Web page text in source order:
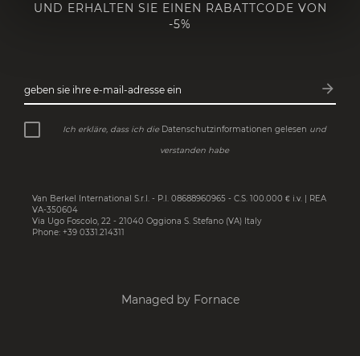
UND ERHALTEN SIE EINEN RABATTCODE VON
-5%
geben sie ihre e-mail-adresse ein arrow_forward
Ich erkläre, dass ich die Datenschutzinformationen gelesen und
verstanden habe
Van Berkel International S.r.l. - P.I. 08688960965 - C.S. 100.000 € i.v. | REA
VA-350604
Via Ugo Foscolo, 22 - 21040 Oggiona S. Stefano (VA) Italy
Phone: +39 0331.214311
Managed by Fornace